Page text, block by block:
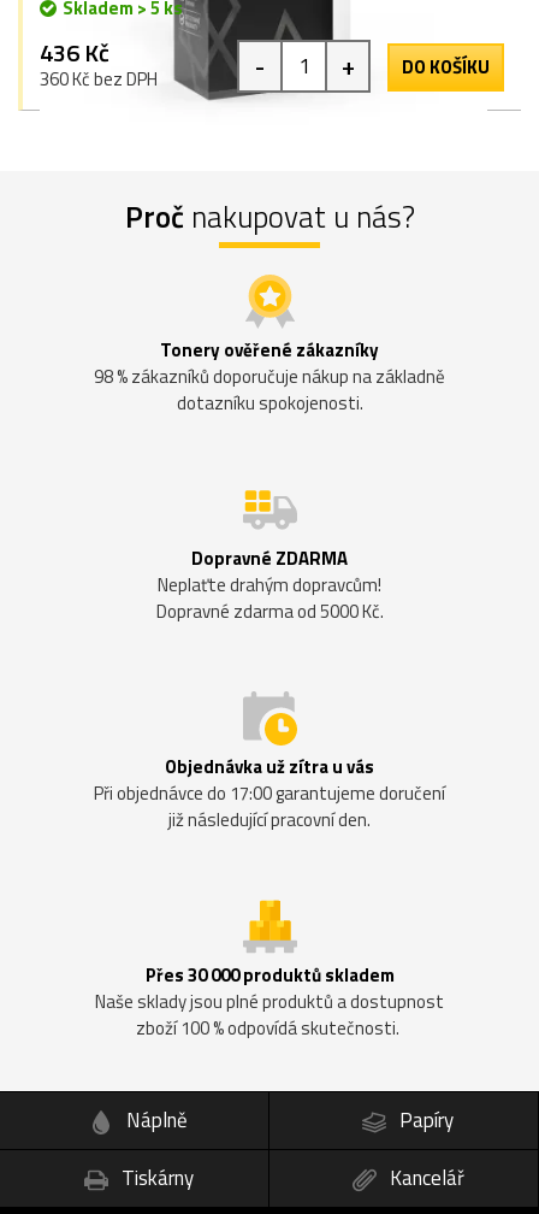
Skladem > 5 ks
436 Kč
360 Kč bez DPH - + DO KOŠÍKU
Proč nakupovat u nás?
Tonery ověřené zákazníky
98 % zákazníků doporučuje nákup na základně
dotazníku spokojenosti.
Dopravné ZDARMA
Neplaťte drahým dopravcům!
Dopravné zdarma od 5000 Kč.
Objednávka už zítra u vás
Při objednávce do 17:00 garantujeme doručení
již následující pracovní den.
Přes 30 000 produktů skladem
Naše sklady jsou plné produktů a dostupnost
zboží 100 % odpovídá skutečnosti.
Náplně
Papíry
Tiskárny
Kancelář